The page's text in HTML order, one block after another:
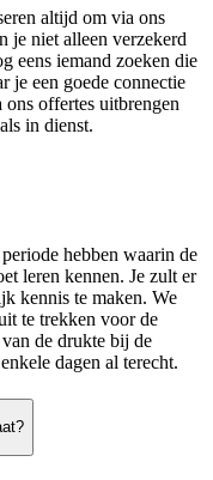
altijd om via ons
je niet alleen verzekerd
eens iemand zoeken die
je een goede connectie
offertes uitbrengen
in dienst.
hebben waarin de
leren kennen. Je zult er
kennis te maken. We
te trekken voor de
de drukte bij de
dagen al terecht.